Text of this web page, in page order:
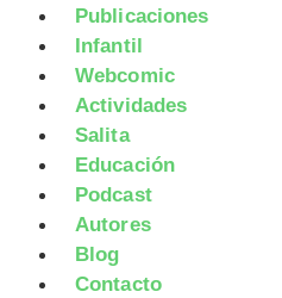
Publicaciones
Infantil
Webcomic
Actividades
Salita
Educación
Podcast
Autores
Blog
Contacto